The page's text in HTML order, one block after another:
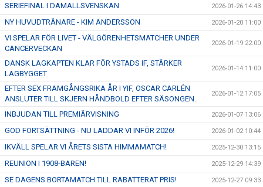
SERIEFINAL I DAMALLSVENSKAN 2026-01-26 14:43
NY HUVUDTRÄNARE - KIM ANDERSSON 2026-01-20 11:00
VI SPELAR FÖR LIVET - VÄLGÖRENHETSMATCHER UNDER
CANCERVECKAN
2026-01-19 22:00
DANSK LAGKAPTEN KLAR FÖR YSTADS IF, STÄRKER
LAGBYGGET
2026-01-14 11:00
EFTER SEX FRAMGÅNGSRIKA ÅR I YIF, OSCAR CARLÉN
ANSLUTER TILL SKJERN HÅNDBOLD EFTER SÄSONGEN.
2026-01-12 17:05
INBJUDAN TILL PREMIÄRVISNING 2026-01-07 13:06
GOD FORTSÄTTNING - NU LADDAR VI INFÖR 2026! 2026-01-02 10:44
IKVÄLL SPELAR VI ÅRETS SISTA HIMMAMATCH! 2025-12-30 13:15
REUNION I 1908-BAREN! 2025-12-29 14:39
SE DAGENS BORTAMATCH TILL RABATTERAT PRIS! 2025-12-27 09:33